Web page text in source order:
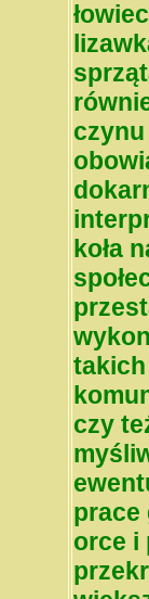
koła
czy
prace
orce i